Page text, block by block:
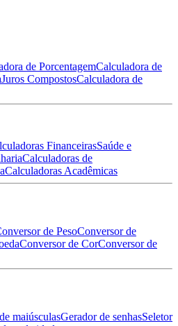
de PorcentagemCalculadora de
Juros CompostosCalculadora de
FinanceirasSaúde e
Calculadoras de
Calculadoras Acadêmicas
de PesoConversor de
Conversor de CorConversor de
maiúsculasGerador de senhasSeletor